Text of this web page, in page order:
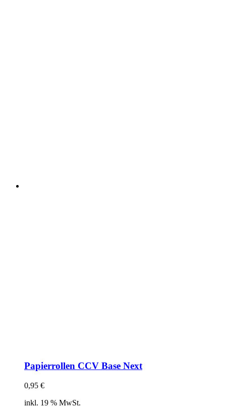
Papierrollen CCV Base Next
0,95 €
inkl. 19 % MwSt.